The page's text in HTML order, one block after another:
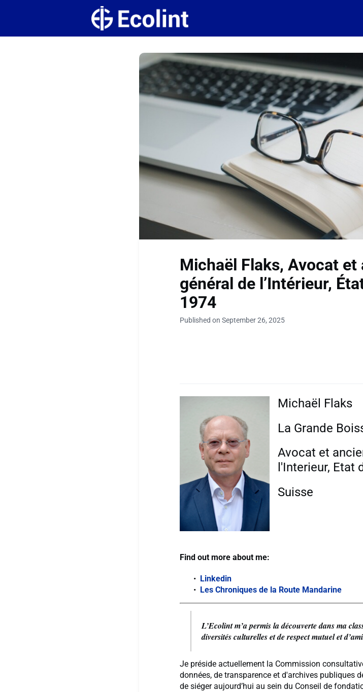
Campus visits Ressources
Michaël Flaks, Avocat
général de l’Intérieur,
1974
Published on September 26, 2025
Michaël Flaks
La Grande
Avocat et
l'Interieur, Etat
Suisse
Find out more about me:
Linkedin
Les Chroniques de la Route Mandarine
L’Ecolint m’a permis la découverte dans ma
diversités culturelles et de respect mutuel et
Je préside actuellement la Commission
données, de transparence et d'archives publiques
de siéger aujourd’hui au sein du Conseil de